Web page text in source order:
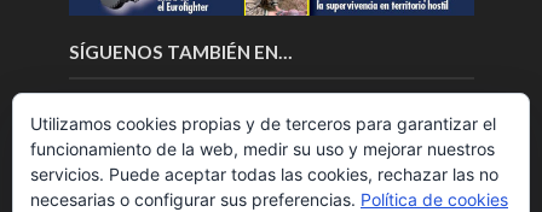
SÍGUENOS TAMBIÉN EN…
Utilizamos cookies propias y de terceros para garantizar el
funcionamiento de la web, medir su uso y mejorar nuestros
servicios. Puede aceptar todas las cookies, rechazar las no
necesarias o configurar sus preferencias. Política de cookies